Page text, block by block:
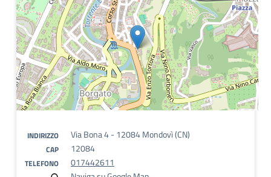
INDIRIZZO Via Bona 4 - 12084 Mondovì (CN)
CAP 12084
TELEFONO
017442611